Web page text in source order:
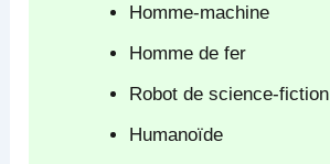
Homme-machine
Homme de fer
Robot de science-fiction
Humanoïde